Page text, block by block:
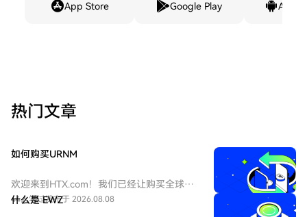
App Store Google Play
热门文章
如何购买URNM
欢迎来到HTX.com！我们已经让购买全球铀
矿开采指数ETF（URNM）变得简单而便捷。
44人学过发布于 2026.08.08
什么是 EWZ